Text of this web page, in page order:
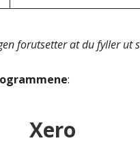
forutsetter at du fyller ut
:
Xero